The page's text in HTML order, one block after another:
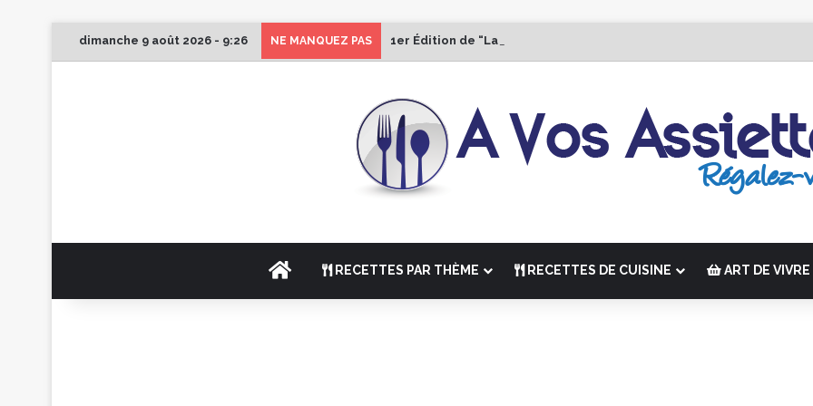
dimanche 9 août 2026 - 9:26 NE MANQUEZ PAS 1er Édition de “La Semaine des Chefs” du 19 au 24 octobre 2026
ACCUEILRECETTES PAR THÈME RECETTES DE CUISINE ART DE VIVRE